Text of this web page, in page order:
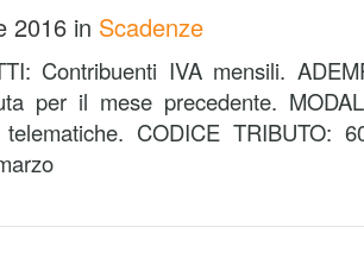
2016 in Scadenze
Contribuenti IVA mensili.
per il mese precedente.
telematiche. CODICE TRIBUTO: